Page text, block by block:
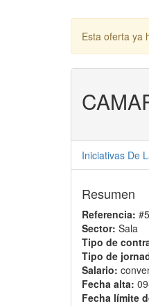
Esta oferta ya
Iniciativas De
Resumen
Referencia:
Sector: Sala
Tipo de
Tipo de
Salario:
Fecha alta:
Fecha límite